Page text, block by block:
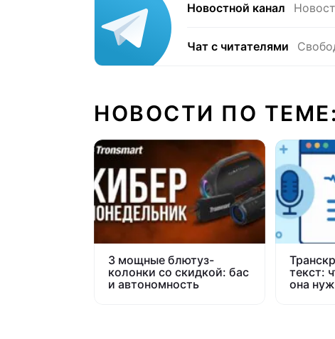
Новостной канал
Чат с читателями
НОВОСТИ ПО
3 мощные блютуз-
колонки со скидкой: бас
и автономность
текст:
она